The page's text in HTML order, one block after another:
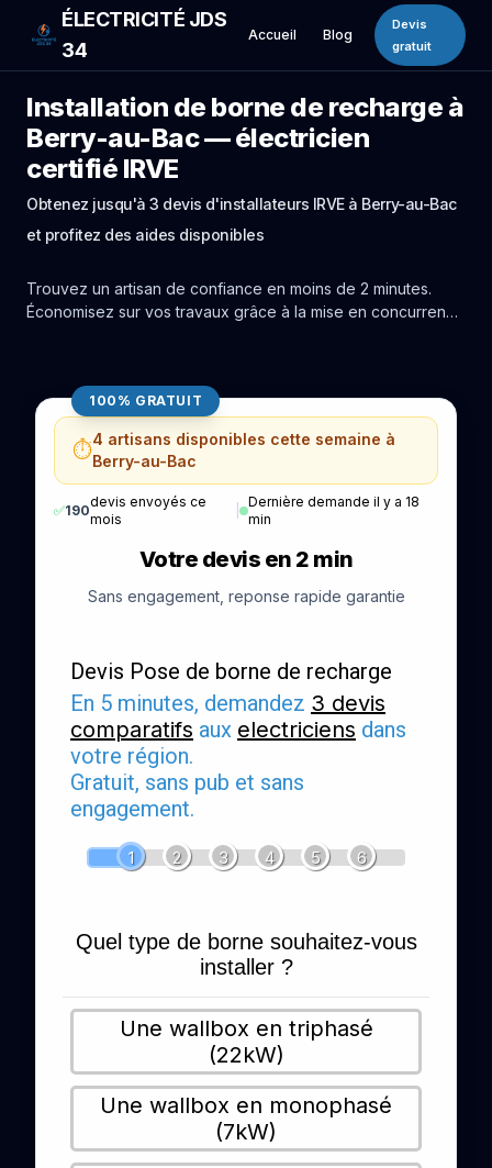
ÉLECTRICITÉ JDS
34
Accueil Blog
Devis
gratuit
Installation de borne de recharge à
Berry-au-Bac — électricien
certifié IRVE
Obtenez jusqu'à 3 devis d'installateurs IRVE à Berry-au-Bac
et profitez des aides disponibles
Trouvez un artisan de confiance en moins de 2 minutes.
Économisez sur vos travaux grâce à la mise en concurrence
100% GRATUIT
⏱️4 artisans disponibles cette semaine à
Berry-au-Bac
✅190
devis envoyés ce
mois
Dernière demande il y a 18
min
Votre devis en 2 min
Sans engagement, reponse rapide garantie
Devis Pose de borne de recharge
En 5 minutes, demandez 3 devis
comparatifs aux electriciens dans
votre région.
Gratuit, sans pub et sans
engagement.
1 2 3 4 5 6
Quel type de borne souhaitez-vous
installer ?
Une wallbox en triphasé
(22kW)
Une wallbox en monophasé
(7kW)